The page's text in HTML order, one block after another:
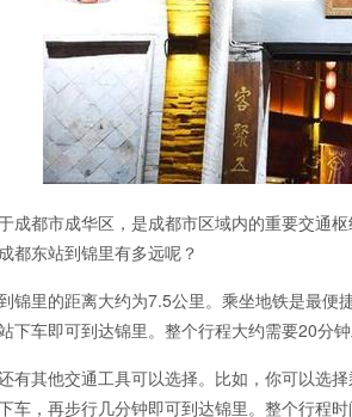
成都市成华区，是成都市区域内的重要交通
都东站到锦里有多远呢？
锦里的距离大约为7.5公里。乘坐地铁是最
下车即可到达锦里。整个行程大约需要20分钟
有其他交通工具可以选择。比如，你可以选
车，再步行几分钟即可到达锦里。整个行程